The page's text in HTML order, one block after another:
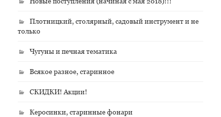
Плотницкий, столярный, садовый инструмент и не
только
Чугуны и печная тематика
Всякое разное, старинное
СКИДКИ! Акции!
Керосинки, старинные фонари